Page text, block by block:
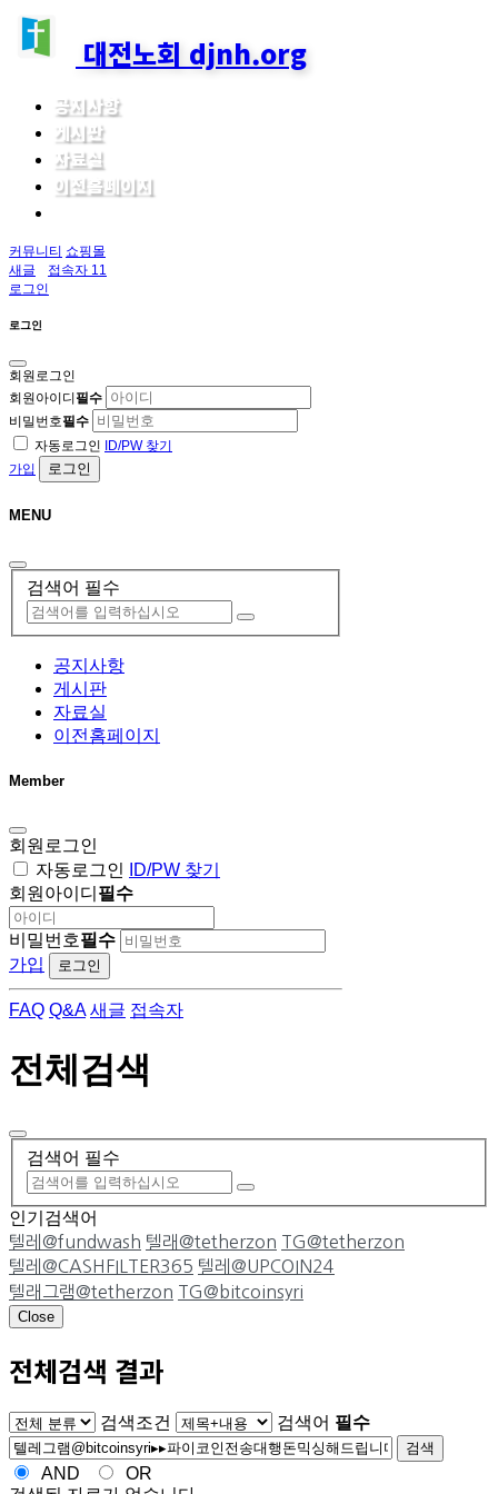
대전노회 djnh.org
공지사항
게시판
자료실
이전홈페이지
커뮤니티 쇼핑몰
새글
접속자 11
로그인
로그인
회원로그인
회원아이디 필수
비밀번호필수
자동로그인
ID/PW 찾기
가입
로그인
MENU
검색어 필수
공지사항
게시판
자료실
이전홈페이지
Member
회원로그인
자동로그인
ID/PW 찾기
회원아이디 필수
비밀번호필수
가입
로그인
FAQ Q&A 새글 접속자
전체검색
검색어 필수
인기검색어
텔레@fundwash 텔래@tetherzon TG@tetherzon
텔레@CASHFILTER365 텔레@UPCOIN24
텔래그램@tetherzon TG@bitcoinsyri
Close
전체검색 결과
게시판 그룹선택검색조건 검색어 필수
검색
AND
OR